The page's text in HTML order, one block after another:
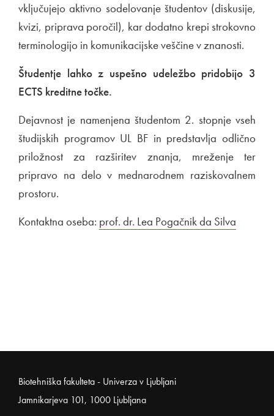
vključujejo aktivno sodelovanje študentov (diskusije,
kvizi, priprava poročil), kar dodatno krepi strokovno
terminologijo in komunikacijske veščine v znanosti.
Študentje lahko z uspešno udeležbo pridobijo 3
ECTS kreditne točke.
Dejavnost je namenjena študentom 2. stopnje vseh
študijskih programov UL BF in predstavlja odlično
priložnost za razširitev znanja, mreženje ter
pripravo na delo v mednarodnem raziskovalnem
prostoru.
Kontaktna oseba: prof. dr. Lea Pogačnik da Silva
Noga strani
Biotehniška fakulteta - Univerza v Ljubljani
Jamnikarjeva 101, 1000 Ljubljana